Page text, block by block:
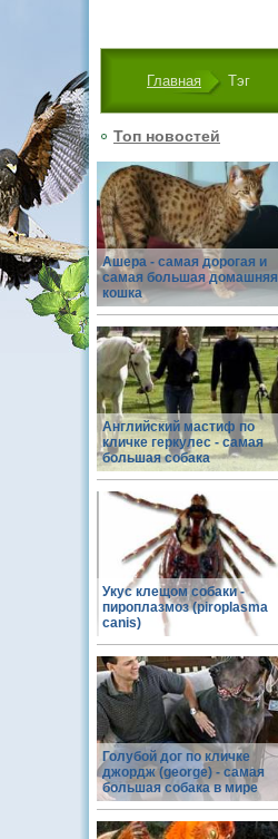
Главная Тэг
Топ новостей
Ашера - самая дорогая и
самая большая домашняя
кошка
Английский мастиф по
кличке геркулес - самая
большая собака
Укус клещом собаки -
пироплазмоз (piroplasma
canis)
Голубой дог по кличке
джордж (george) - самая
большая собака в мире